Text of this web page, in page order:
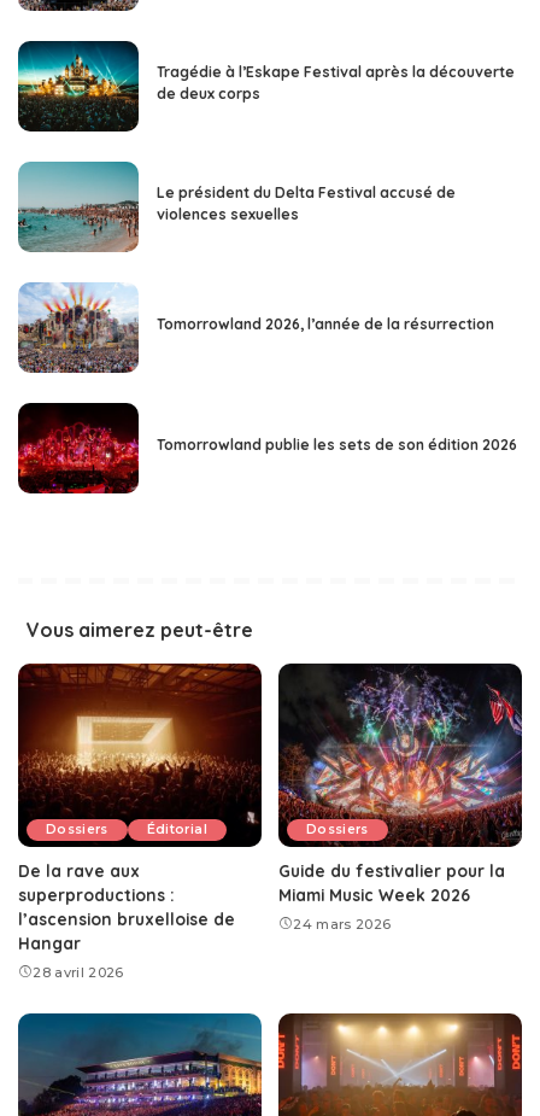
Tragédie à l’Eskape Festival après la découverte
de deux corps
Le président du Delta Festival accusé de
violences sexuelles
Tomorrowland 2026, l’année de la résurrection
Tomorrowland publie les sets de son édition 2026
Vous aimerez peut-être
Dossiers Éditorial
De la rave aux
superproductions :
l’ascension bruxelloise de
Hangar
28 avril 2026
Dossiers
Guide du festivalier pour la
Miami Music Week 2026
24 mars 2026